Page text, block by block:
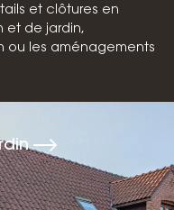
et clôtures en
et de jardin,
ou les aménagements